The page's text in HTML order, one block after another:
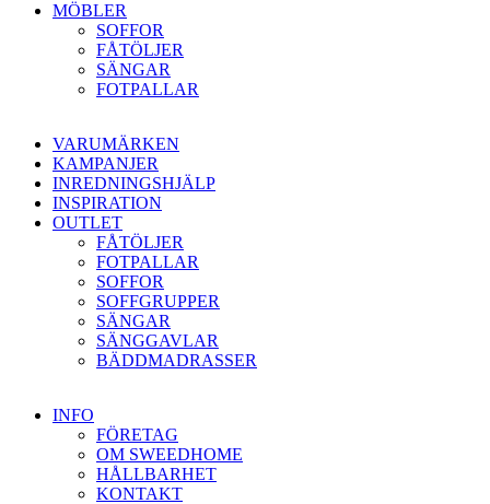
MÖBLER
SOFFOR
FÅTÖLJER
SÄNGAR
FOTPALLAR
VARUMÄRKEN
KAMPANJER
INREDNINGSHJÄLP
INSPIRATION
OUTLET
FÅTÖLJER
FOTPALLAR
SOFFOR
SOFFGRUPPER
SÄNGAR
SÄNGGAVLAR
BÄDDMADRASSER
INFO
FÖRETAG
OM SWEEDHOME
HÅLLBARHET
KONTAKT